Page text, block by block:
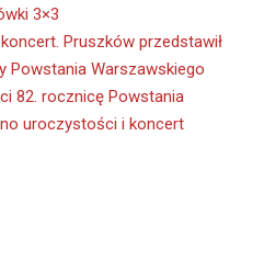
3×3
Pruszków przedstawił
Powstania Warszawskiego
82. rocznicę Powstania
uroczystości i koncert